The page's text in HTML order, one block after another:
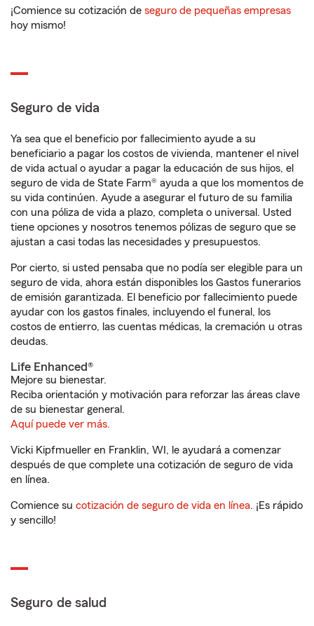
¡Comience su cotización de seguro de pequeñas empresas
hoy mismo!
Seguro de vida
Ya sea que el beneficio por fallecimiento ayude a su
beneficiario a pagar los costos de vivienda, mantener el nivel
de vida actual o ayudar a pagar la educación de sus hijos, el
seguro de vida de State Farm® ayuda a que los momentos de
su vida continúen. Ayude a asegurar el futuro de su familia
con una póliza de vida a plazo, completa o universal. Usted
tiene opciones y nosotros tenemos pólizas de seguro que se
ajustan a casi todas las necesidades y presupuestos.
Por cierto, si usted pensaba que no podía ser elegible para un
seguro de vida, ahora están disponibles los Gastos funerarios
de emisión garantizada. El beneficio por fallecimiento puede
ayudar con los gastos finales, incluyendo el funeral, los
costos de entierro, las cuentas médicas, la cremación u otras
deudas.
Life Enhanced®
Mejore su bienestar.
Reciba orientación y motivación para reforzar las áreas clave
de su bienestar general.
Aquí puede ver más.
Vicki Kipfmueller en Franklin, WI, le ayudará a comenzar
después de que complete una cotización de seguro de vida
en línea.
Comience su cotización de seguro de vida en línea. ¡Es rápido
y sencillo!
Seguro de salud